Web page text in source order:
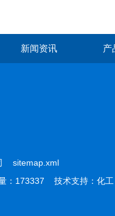
新闻资讯 产
sitemap.xml
：173337 技术支持： 化工